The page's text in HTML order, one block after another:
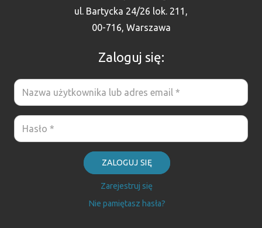
ul. Bartycka 24/26 lok. 211,
00-716, Warszawa
Zaloguj się:
ZALOGUJ SIĘ
Zarejestruj się
Nie pamiętasz hasła?